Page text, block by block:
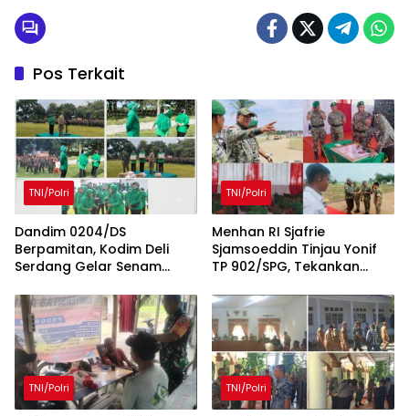
Pos Terkait
TNI/Polri
Dandim 0204/DS
Berpamitan, Kodim Deli
Serdang Gelar Senam
Penuh Kebersamaan
TNI/Polri
Menhan RI Sjafrie
Sjamsoeddin Tinjau Yonif
TP 902/SPG, Tekankan
Pangkalan dan
Pengabdian Prajurit
kepada Rakyat
TNI/Polri TNI/Polri